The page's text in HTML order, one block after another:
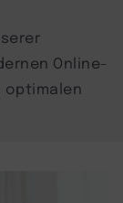
Online-
optimalen